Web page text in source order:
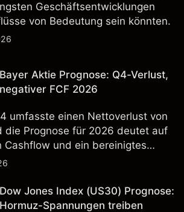
Geschäftsentwicklungen
von Bedeutung sein könnten.
Bayer Aktie Prognose: Q4-Verlust,
negativer FCF 2026
umfasste einen Nettoverlust von
die Prognose für 2026 deutet auf
Cashflow und ein bereinigtes
Mrd. € hin. Die
für zukünftige Ergebnisse.
Dow Jones Index (US30) Prognose:
Hormuz-Spannungen treiben